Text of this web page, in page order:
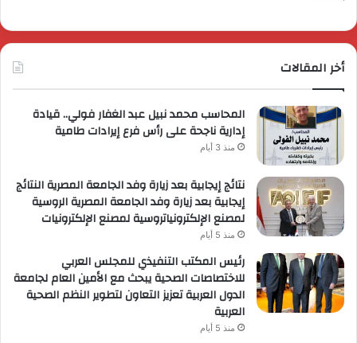
أخر المقالات
المحاسب محمد نبيل عبد الغفار فولي.. قيادة
إدارية ناجحة على رأس فرع إيرادات طامية
منذ 3 أيام
نتائج إيجابية بعد زيارة وفد الجامعة المصرية النتائج
إيجابية بعد زيارة وفد الجامعة المصرية الروسية
لمصنع الإلكترونياتروسية لمصنع الإلكترونيات
منذ 5 أيام
رئيس المكتب التنفيذي للمجلس العربي
للاختصاصات الصحية يبحث مع الأمين العام لجامعة
الدول العربية تعزيز التعاون لتطوير النظم الصحية
العربية
منذ 5 أيام